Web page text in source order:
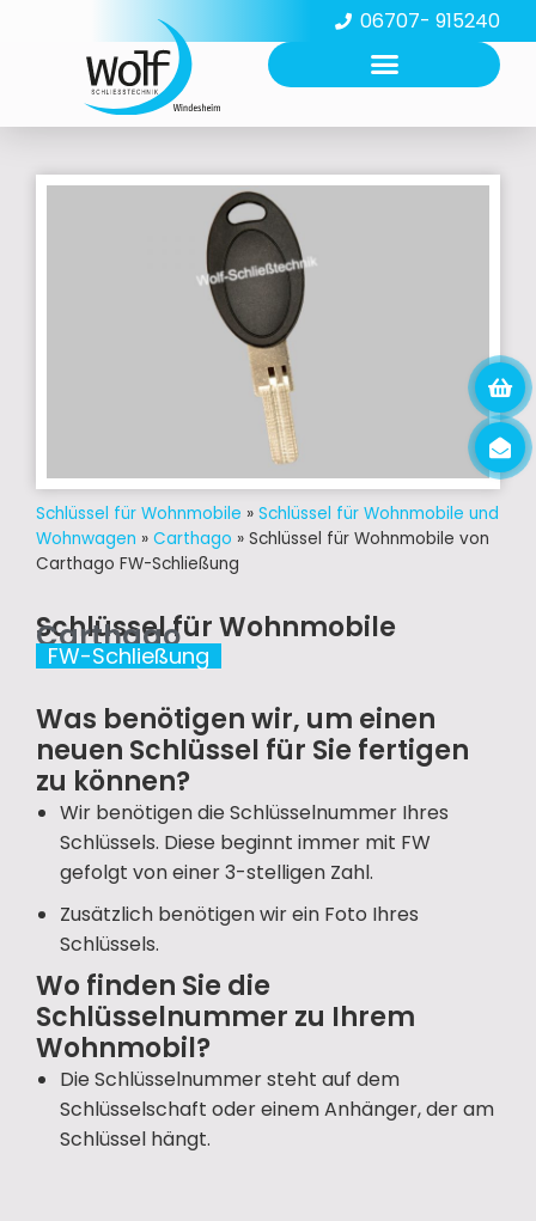
06707- 915240
Schlüssel für Wohnmobile » Schlüssel für Wohnmobile und
Wohnwagen » Carthago » Schlüssel für Wohnmobile von
Carthago FW-Schließung
Schlüssel für Wohnmobile
Carthago
FW-Schließung
Was benötigen wir, um einen
neuen Schlüssel für Sie fertigen
zu können?
Wir benötigen die Schlüsselnummer Ihres
Schlüssels. Diese beginnt immer mit FW
gefolgt von einer 3-stelligen Zahl.
Zusätzlich benötigen wir ein Foto Ihres
Schlüssels.
Wo finden Sie die
Schlüsselnummer zu Ihrem
Wohnmobil?
Die Schlüsselnummer steht auf dem
Schlüsselschaft oder einem Anhänger, der am
Schlüssel hängt.